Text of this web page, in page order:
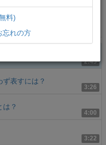
2:45
3:26
ず表すには？
4:00
は？
3:22
料)
忘れの方